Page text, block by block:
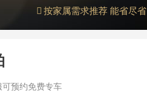
按家属需求推荐 能省尽省
预约免费专车